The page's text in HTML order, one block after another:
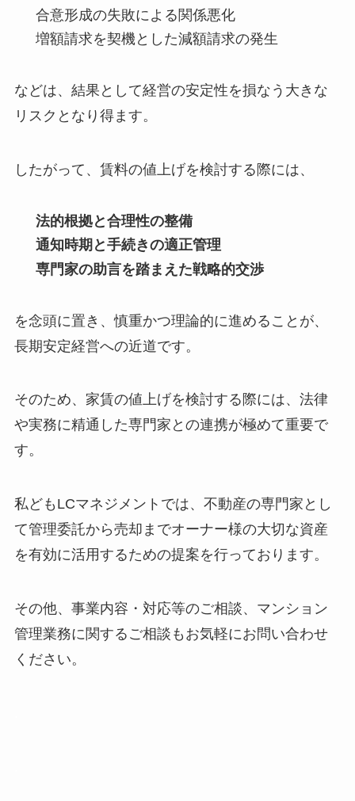
合意形成の失敗による関係悪化
増額請求を契機とした減額請求の発生
などは、結果として経営の安定性を損なう大きな
リスクとなり得ます。
したがって、賃料の値上げを検討する際には、
法的根拠と合理性の整備
通知時期と手続きの適正管理
専門家の助言を踏まえた戦略的交渉
を念頭に置き、慎重かつ理論的に進めることが、
長期安定経営への近道です。
そのため、家賃の値上げを検討する際には、法律
や実務に精通した専門家との連携が極めて重要で
す。
私どもLCマネジメントでは、不動産の専門家とし
て管理委託から売却までオーナー様の大切な資産
を有効に活用するための提案を行っております。
その他、事業内容・対応等のご相談、マンション
管理業務に関するご相談もお気軽にお問い合わせ
ください。